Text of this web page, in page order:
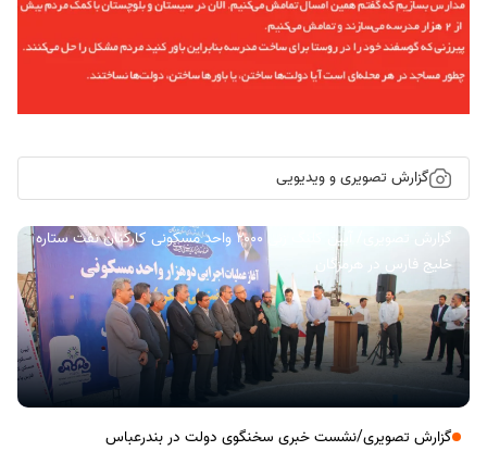
گزارش تصویری و ویدیویی
گزارش تصویری/ آیین کلنگ زنی ۲۰۰۰ واحد مسکونی کارکنان نفت ستاره
خلیج فارس در هرمزگان
گزارش تصویری/نشست خبری سخنگوی دولت در بندرعباس